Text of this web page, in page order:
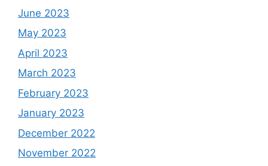
June 2023
May 2023
April 2023
March 2023
February 2023
January 2023
December 2022
November 2022